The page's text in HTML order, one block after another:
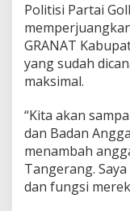
Politisi Partai
GRANAT
yang sudah
maksimal.
“Kita akan
dan Badan
menambah
Tangerang.
dan fungsi